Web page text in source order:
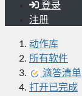
登录
注册
动作库
所有软件
滴答清单
打开已完成